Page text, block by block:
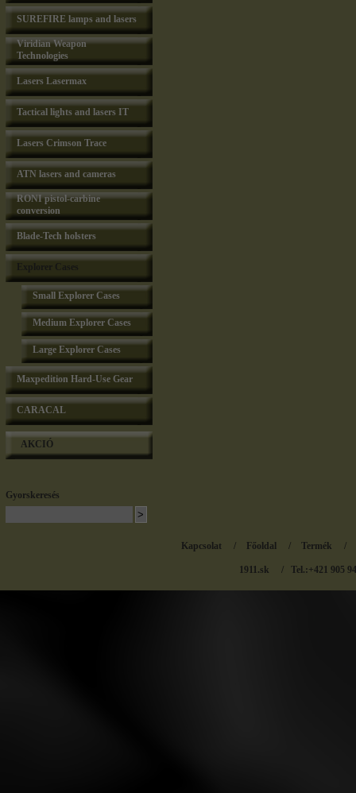
SUREFIRE lamps and lasers
Viridian Weapon
Technologies
Lasers Lasermax
Tactical lights and lasers IT
Lasers Crimson Trace
ATN lasers and cameras
RONI pistol-carbine
conversion
Blade-Tech holsters
Small Explorer Cases
Medium Explorer Cases
Large Explorer Cases
Maxpedition Hard-Use Gear
CARACAL
AKCIÓ
Gyorskeresés
Kapcsolat / Főoldal / Termék /
1911.sk / Tel.:+421 905